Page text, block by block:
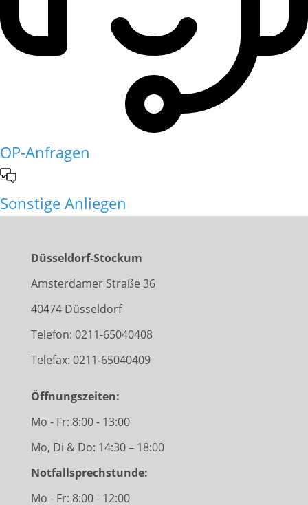
OP-Anfragen
Sonstige Anliegen
Düsseldorf-Stockum
Amsterdamer Straße 36
40474 Düsseldorf
Telefon: 0211-65040408
Telefax: 0211-65040409
Öffnungszeiten:
Mo - Fr: 8:00 - 13:00
Mo, Di & Do: 14:30 – 18:00
Notfallsprechstunde:
Mo - Fr: 8:00 - 12:00